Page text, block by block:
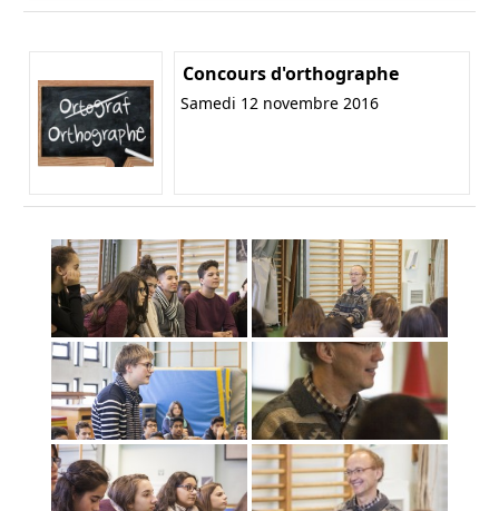
Concours d'orthographe
Samedi 12 novembre 2016